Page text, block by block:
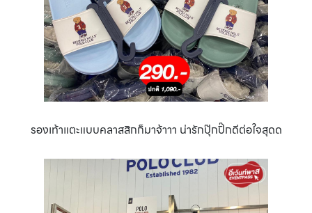
รองเท้าแตะแบบคลาสสิกก็มาจ้าาา น่ารักปุ๊กปิ๊กดีต่อใจสุดด